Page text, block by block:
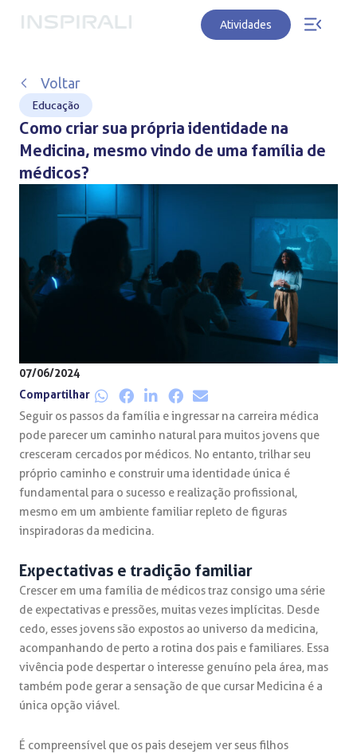
Atividades
Voltar
Educação
Como criar sua própria identidade na
Medicina, mesmo vindo de uma família de
médicos?
07/06/2024
Compartilhar
Seguir os passos da família e ingressar na carreira médica
pode parecer um caminho natural para muitos jovens que
cresceram cercados por médicos. No entanto, trilhar seu
próprio caminho e construir uma identidade única é
fundamental para o sucesso e realização profissional,
mesmo em um ambiente familiar repleto de figuras
inspiradoras da medicina.
Expectativas e tradição familiar
Crescer em uma família de médicos traz consigo uma série
de expectativas e pressões, muitas vezes implícitas. Desde
cedo, esses jovens são expostos ao universo da medicina,
acompanhando de perto a rotina dos pais e familiares. Essa
vivência pode despertar o interesse genuíno pela área, mas
também pode gerar a sensação de que cursar Medicina é a
única opção viável.
É compreensível que os pais desejem ver seus filhos